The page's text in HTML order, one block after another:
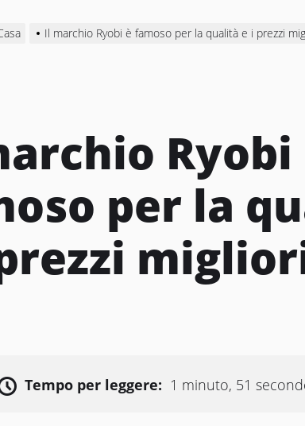
Il marchio Ryobi è famoso per la qualità e i prezzi
Ryobi
per la
Tempo per leggere: 1 minuto, 51